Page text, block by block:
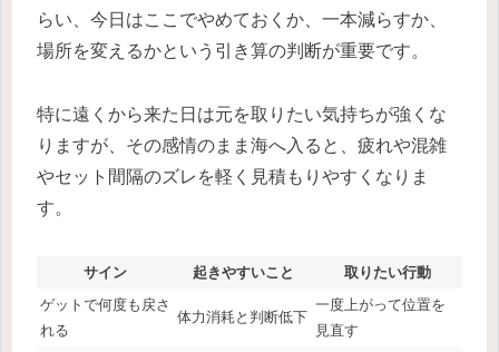
らい、今日はここでやめておくか、一本減らすか、
場所を変えるかという引き算の判断が重要です。
特に遠くから来た日は元を取りたい気持ちが強くな
りますが、その感情のまま海へ入ると、疲れや混雑
やセット間隔のズレを軽く見積もりやすくなりま
す。
サイン 起きやすいこと
取りたい行動
ゲットで何度も戻さ
れる
体力消耗と判断低下
一度上がって位置を
見直す